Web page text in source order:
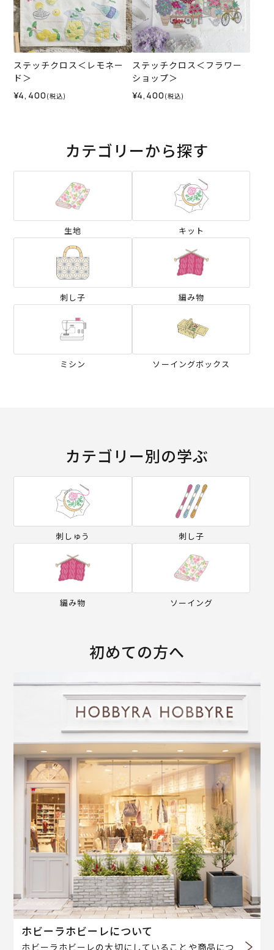
ステッチクロス＜レモネー
ド＞
¥4,400 (税込)
ステッチクロス＜フラワー
ショップ＞
¥4,400 (税込)
カテゴリーから探す
生地 キット
刺し子 編み物
ミシン ソーイングボックス
カテゴリー別の学ぶ
刺しゅう 刺し子
編み物 ソーイング
初めての方へ
ホビーラホビーレについて
ホビーラホビーレの大切にしていることや商品につ